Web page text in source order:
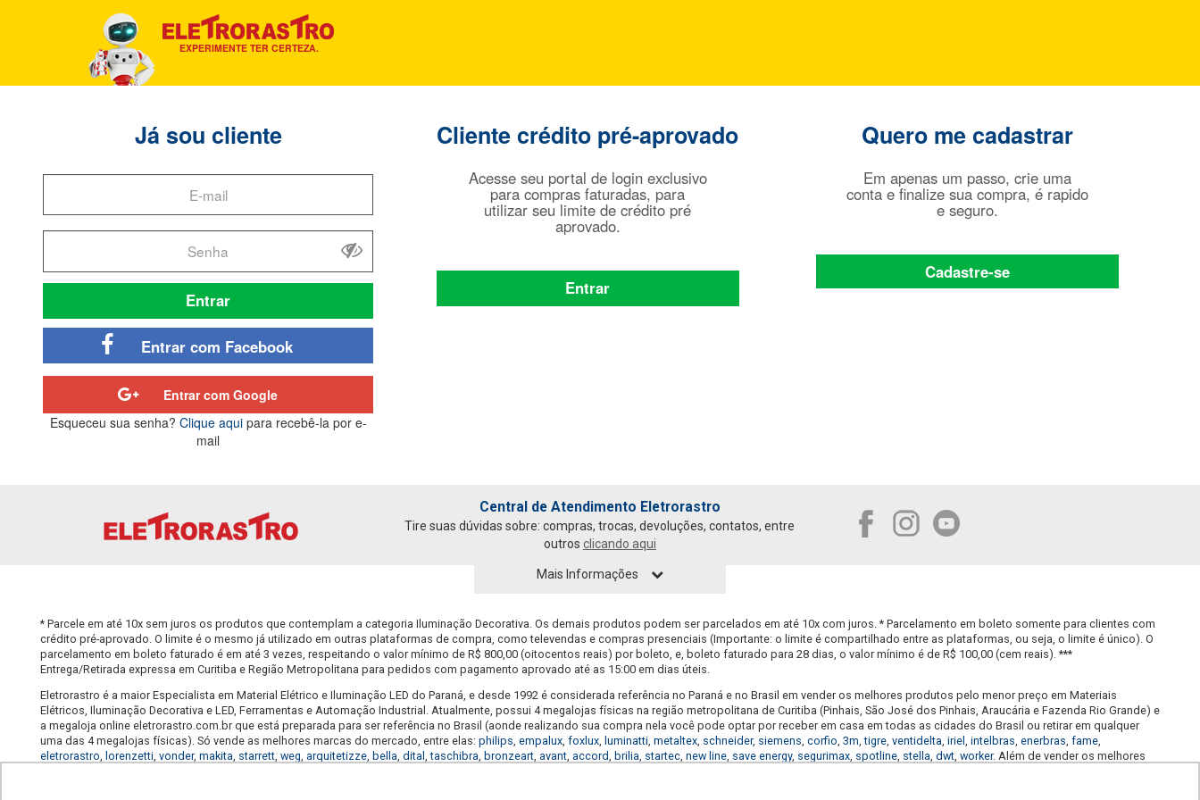
EXPERIMENTE TER CERTEZA.
Já sou cliente
Entrar
Entrar com Facebook
Entrar com Google
Esqueceu sua senha? Clique aquipara recebê-la por e-
mail
Enviar
Cliente crédito pré-aprovado
Acesse seu portal de login exclusivo
para compras faturadas, para
utilizar seu limite de crédito pré
aprovado.
Entrar
Quero me cadastrar
Em apenas um passo, crie uma
conta e finalize sua compra, é rapido
e seguro.
Cadastre-se
Central de Atendimento Eletrorastro
Tire suas dúvidas sobre: compras, trocas, devoluções, contatos, entre
outros clicando aqui
Mais Informações
DÚVIDAS
Como Se Cadastrar
Boleto Parcelado
Dúvidas Frequentes
Compre e Retire
AJUDA E SUPORTE
Política de Entrega
Dúvidas Frequentes
Trocas e Devoluções
Formas de Pagamento
SOBRE NÓS
Black-Friday
Quem Somos
Privacidade e Segurança
Condições de Uso do Site
FORMAS DE PAGAMENTO
SEGURANÇA
* Parcele em até 10x sem juros os produtos que contemplam a categoria Iluminação Decorativa. Os demais produtos podem ser parcelados em até 10x com juros. * Parcelamento em boleto somente para clientes com
crédito pré-aprovado. O limite é o mesmo já utilizado em outras plataformas de compra, como televendas e compras presenciais (Importante: o limite é compartilhado entre as plataformas, ou seja, o limite é único). O
parcelamento em boleto faturado é em até 3 vezes, respeitando o valor mínimo de R$ 800,00 (oitocentos reais) por boleto, e, boleto faturado para 28 dias, o valor mínimo é de R$ 100,00 (cem reais). ***
Entrega/Retirada expressa em Curitiba e Região Metropolitana para pedidos com pagamento aprovado até as 15:00 em dias úteis.
Eletrorastro é a maior Especialista em Material Elétrico e Iluminação LED do Paraná, e desde 1992 é considerada referência no Paraná e no Brasil em vender os melhores produtos pelo menor preço em Materiais
Elétricos, Iluminação Decorativa e LED, Ferramentas e Automação Industrial. Atualmente, possui 4 megalojas físicas na região metropolitana de Curitiba (Pinhais, São José dos Pinhais, Araucária e Fazenda Rio Grande) e
a megaloja online eletrorastro.com.br que está preparada para ser referência no Brasil (aonde realizando sua compra nela você pode optar por receber em casa em todas as cidades do Brasil ou retirar em qualquer
uma das 4 megalojas físicas). Só vende as melhores marcas do mercado, entre elas: philips, empalux, foxlux, luminatti, metaltex, schneider, siemens, corfio, 3m,tigre, ventidelta, iriel , intelbras, enerbras, fame,
eletrorastro, lorenzetti, vonder, makita, starrett, weg, arquitetizze, bella, dital ,taschibra, bronzeart, avant, accord, brilia, startec, new line, save energy, segurimax, spotline, stella, dwt, worker. Além de vender os melhores